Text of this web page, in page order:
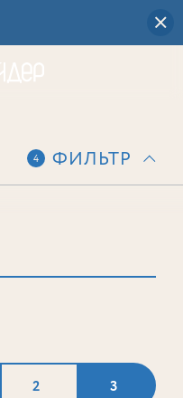
4 ФИЛЬТР
2 3
лота